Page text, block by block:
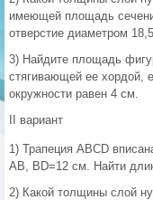
имеющей площадь
отверстие диаметром
3) Найдите площадь
стягивающей ее хордой,
окружности равен 4 см.
II вариант
1) Трапеция ABCD
AB, BD=12 см. Найти
2) Какой толщины слой